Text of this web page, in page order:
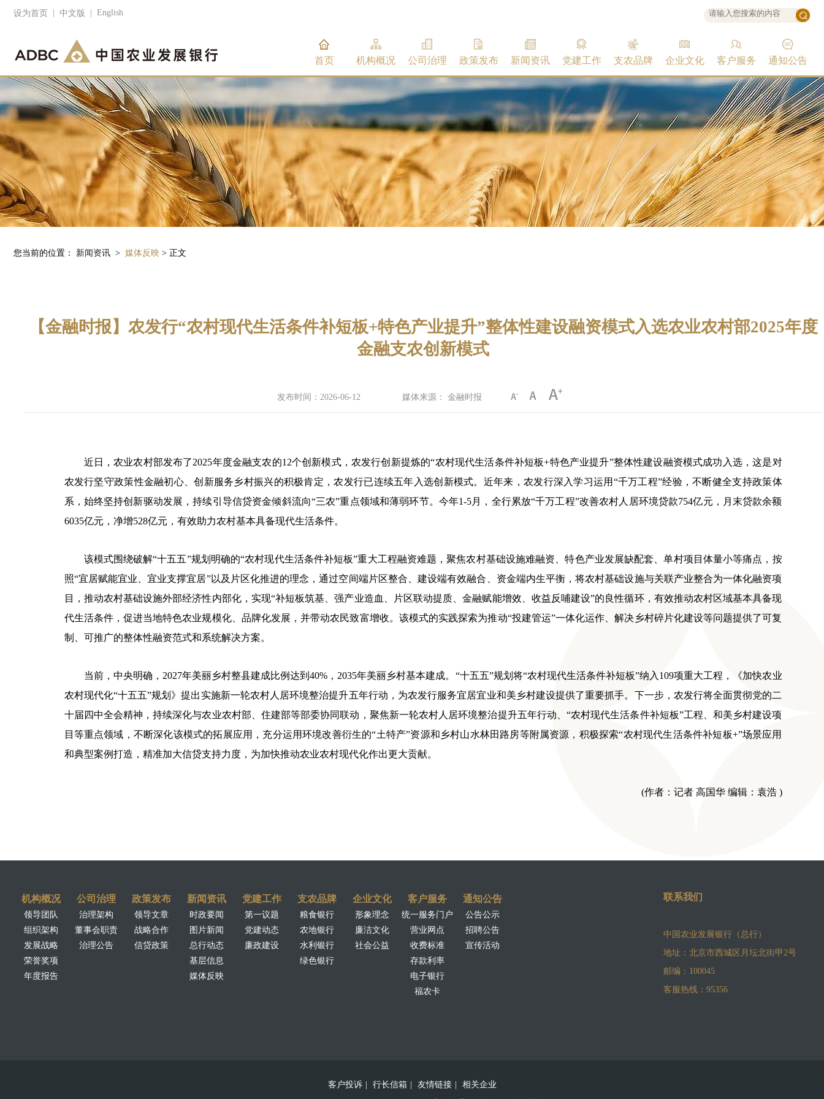
设为首页 中文版 English
首页 机构概况 公司治理 政策发布 新闻资讯 党建工作 支农品牌 企业文化 客户服务 通知公告
您当前的位置： 新闻资讯 > 媒体反映 > 正文
【金融时报】农发行“农村现代生活条件补短板+特色产业提升”整体性建设融资模式入选农业农村部2025年度
金融支农创新模式
发布时间：2026-06-12 媒体来源： 金融时报
近日，农业农村部发布了2025年度金融支农的12个创新模式，农发行创新提炼的“农村现代生活条件补短板+特色产业提升”整体性建设融资模式成功入选，这是对
农发行坚守政策性金融初心、创新服务乡村振兴的积极肯定，农发行已连续五年入选创新模式。近年来，农发行深入学习运用“千万工程”经验，不断健全支持政策体
系，始终坚持创新驱动发展，持续引导信贷资金倾斜流向“三农”重点领域和薄弱环节。今年1-5月，全行累放“千万工程”改善农村人居环境贷款754亿元，月末贷款余额
6035亿元，净增528亿元，有效助力农村基本具备现代生活条件。
该模式围绕破解“十五五”规划明确的“农村现代生活条件补短板”重大工程融资难题，聚焦农村基础设施难融资、特色产业发展缺配套、单村项目体量小等痛点，按
照“宜居赋能宜业、宜业支撑宜居”以及片区化推进的理念，通过空间端片区整合、建设端有效融合、资金端内生平衡，将农村基础设施与关联产业整合为一体化融资项
目，推动农村基础设施外部经济性内部化，实现“补短板筑基、强产业造血、片区联动提质、金融赋能增效、收益反哺建设”的良性循环，有效推动农村区域基本具备现
代生活条件，促进当地特色农业规模化、品牌化发展，并带动农民致富增收。该模式的实践探索为推动“投建管运”一体化运作、解决乡村碎片化建设等问题提供了可复
制、可推广的整体性融资范式和系统解决方案。
当前，中央明确，2027年美丽乡村整县建成比例达到40%，2035年美丽乡村基本建成。“十五五”规划将“农村现代生活条件补短板”纳入109项重大工程，《加快农业
农村现代化“十五五”规划》提出实施新一轮农村人居环境整治提升五年行动，为农发行服务宜居宜业和美乡村建设提供了重要抓手。下一步，农发行将全面贯彻党的二
十届四中全会精神，持续深化与农业农村部、住建部等部委协同联动，聚焦新一轮农村人居环境整治提升五年行动、“农村现代生活条件补短板”工程、和美乡村建设项
目等重点领域，不断深化该模式的拓展应用，充分运用环境改善衍生的“土特产”资源和乡村山水林田路房等附属资源，积极探索“农村现代生活条件补短板+”场景应用
和典型案例打造，精准加大信贷支持力度，为加快推动农业农村现代化作出更大贡献。
(作者：记者 高国华 编辑：袁浩 )
机构概况
领导团队
组织架构
发展战略
荣誉奖项
年度报告
公司治理
治理架构
董事会职责
治理公告
政策发布
领导文章
战略合作
信贷政策
新闻资讯
时政要闻
图片新闻
总行动态
基层信息
媒体反映
党建工作
第一议题
党建动态
廉政建设
支农品牌
粮食银行
农地银行
水利银行
绿色银行
企业文化
形象理念
廉洁文化
社会公益
客户服务
统一服务门户
营业网点
收费标准
存款利率
电子银行
福农卡
通知公告
公告公示
招聘公告
宣传活动
联系我们
中国农业发展银行（总行）
地址：北京市西城区月坛北街甲2号
邮编：100045
客服热线：95356
客户投诉 行长信箱 友情链接
相关企业